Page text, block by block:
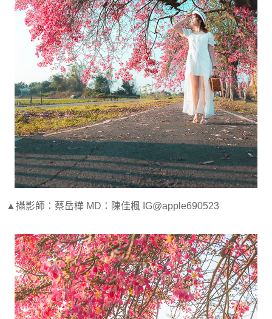
▲攝影師：蔡岳樺 MD：陳佳楓 IG@apple690523